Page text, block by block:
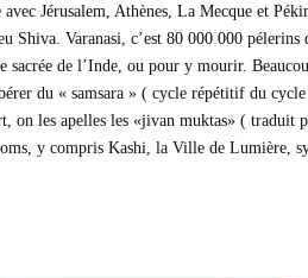
avec Jérusalem, Athènes, La Mecque et
Shiva. Varanasi, c’est 80 000 000
sacrée de l’Inde, ou pour y mourir.
du « samsara » ( cycle répétitif du
on les apelles les «jivan muktas» ( traduit
y compris Kashi, la Ville de Lumière,